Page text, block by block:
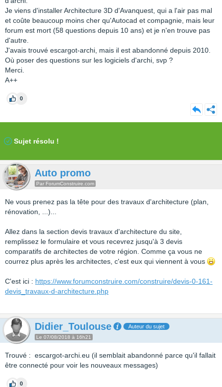
Je viens d'installer Architecture 3D d'Avanquest, qui a l'air pas mal
et coûte beaucoup moins cher qu'Autocad et compagnie, mais leur
forum est mort (58 questions depuis 10 ans) et je n'en trouve pas
d'autre.
J'avais trouvé escargot-archi, mais il est abandonné depuis 2010.
Où poser des questions sur les logiciels d'archi, svp ?
Merci.
A++
0
Sujet résolu !
Auto promo
Par ForumConstruire.com
Ne vous prenez pas la tête pour des travaux d'architecture (plan,
rénovation, ...)...
Allez dans la section devis travaux d'architecture du site,
remplissez le formulaire et vous recevrez jusqu'à 3 devis
comparatifs de architectes de votre région. Comme ça vous ne
courrez plus après les architectes, c'est eux qui viennent à vous
C'est ici : https://www.forumconstruire.com/construire/devis-0-161-
devis_travaux-d-architecture.php
Didier_Toulouse Auteur du sujet
Le 07/08/2018 à 16h21
Trouvé : escargot-archi.eu (il semblait abandonné parce qu'il fallait
être connecté pour voir les nouveaux messages)
0